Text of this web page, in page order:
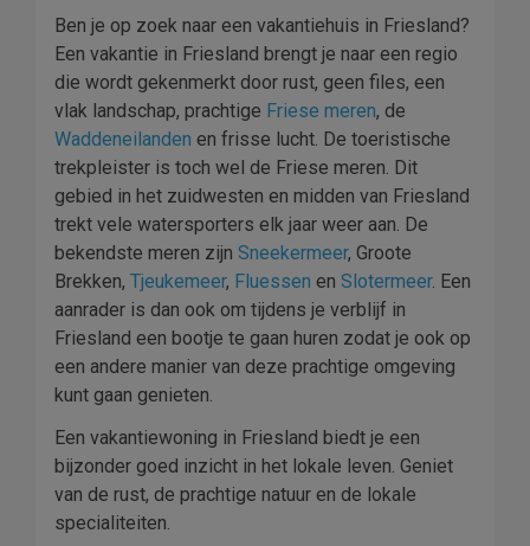
Ben je op zoek naar een vakantiehuis in Friesland?
Een vakantie in Friesland brengt je naar een regio
die wordt gekenmerkt door rust, geen files, een
vlak landschap, prachtige Friese meren, de
Waddeneilanden en frisse lucht. De toeristische
trekpleister is toch wel de Friese meren. Dit
gebied in het zuidwesten en midden van Friesland
trekt vele watersporters elk jaar weer aan. De
bekendste meren zijn Sneekermeer, Groote
Brekken, Tjeukemeer, Fluessen en Slotermeer. Een
aanrader is dan ook om tijdens je verblijf in
Friesland een bootje te gaan huren zodat je ook op
een andere manier van deze prachtige omgeving
kunt gaan genieten.
Een vakantiewoning in Friesland biedt je een
bijzonder goed inzicht in het lokale leven. Geniet
van de rust, de prachtige natuur en de lokale
specialiteiten.